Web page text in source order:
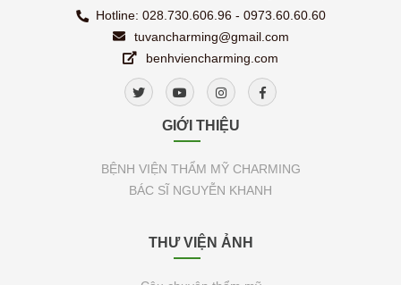
Hotline: 028.730.606.96 - 0973.60.60.60
tuvancharming@gmail.com
benhviencharming.com
GIỚI THIỆU
BỆNH VIỆN THẨM MỸ CHARMING
BÁC SĨ NGUYỄN KHANH
THƯ VIỆN ẢNH